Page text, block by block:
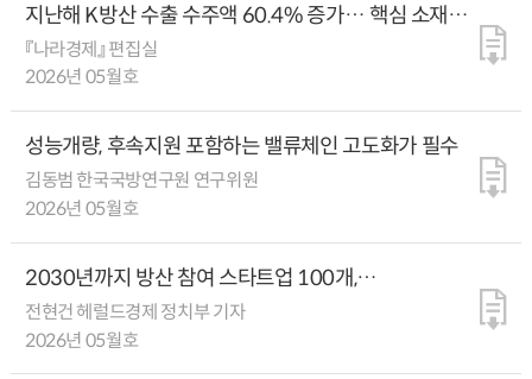
지난해 K방산 수출 수주액 60.4% 증가… 핵심 소재
해외 의존은 과제
『나라경제』 편집실
2026년 05월호
성능개량, 후속지원 포함하는 밸류체인 고도화가 필수
김동범 한국국방연구원 연구위원
2026년 05월호
2030년까지 방산 참여 스타트업 100개,
벤처천억기업 30개 육성한다
전현건 헤럴드경제 정치부 기자
2026년 05월호